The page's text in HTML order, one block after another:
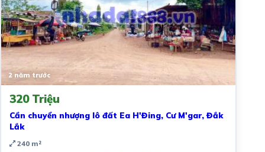
2 năm trước
320 Triệu
Cần chuyển nhượng lô đất Ea H'Đing, Cư M'gar, Đắk
Lắk
240 m²